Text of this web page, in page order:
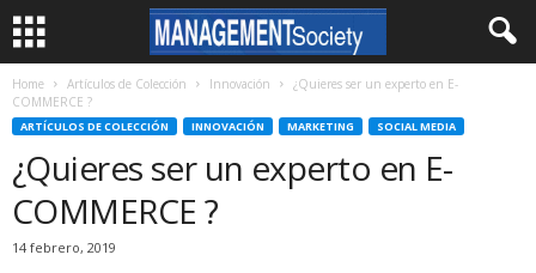
Home Artículos de Colección Innovación
¿Quieres ser un experto en E-
COMMERCE ?
ARTÍCULOS DE COLECCIÓN INNOVACIÓN MARKETING SOCIAL MEDIA
¿Quieres ser un experto en E-
COMMERCE ?
14 febrero, 2019